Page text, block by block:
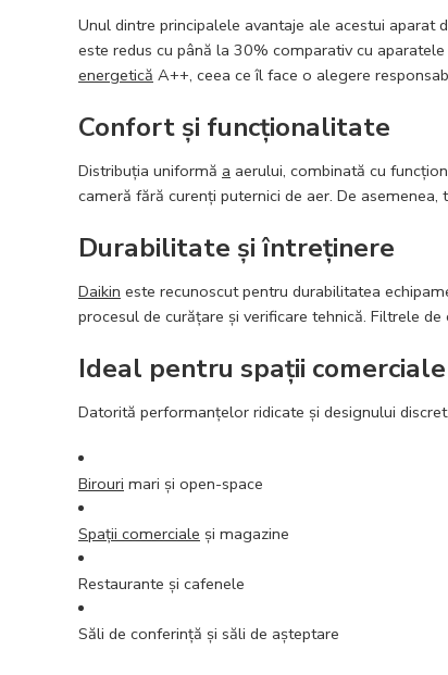
Unul dintre principalele avantaje ale acestui aparat
este redus cu până la 30% comparativ cu
energetică A++, ceea ce îl face o alegere
Confort și funcționalitate
Distribuția uniformă a aerului, combinată cu
cameră fără curenți puternici de aer. De
Durabilitate și întreținere
Daikin este recunoscut pentru durabilitatea
procesul de curățare și verificare tehnică. Filtrele
Ideal pentru spații
Datorită performanțelor ridicate și designului
Birouri mari și open-space
Spații comerciale și magazine
Restaurante și cafenele
Săli de conferință și săli de așteptare